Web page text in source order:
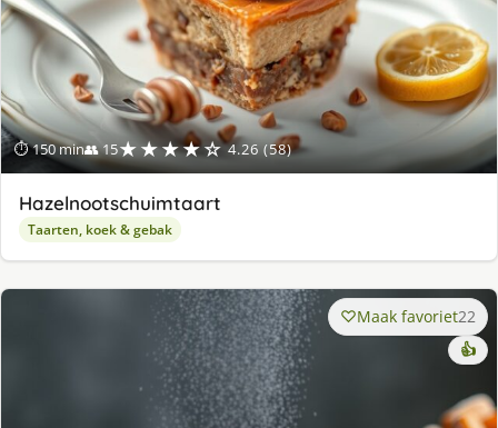
⏱ 150 min👥 15★★★★☆ 4.26 (58)
Hazelnootschuimtaart
Taarten, koek & gebak
Maak favoriet22
👍